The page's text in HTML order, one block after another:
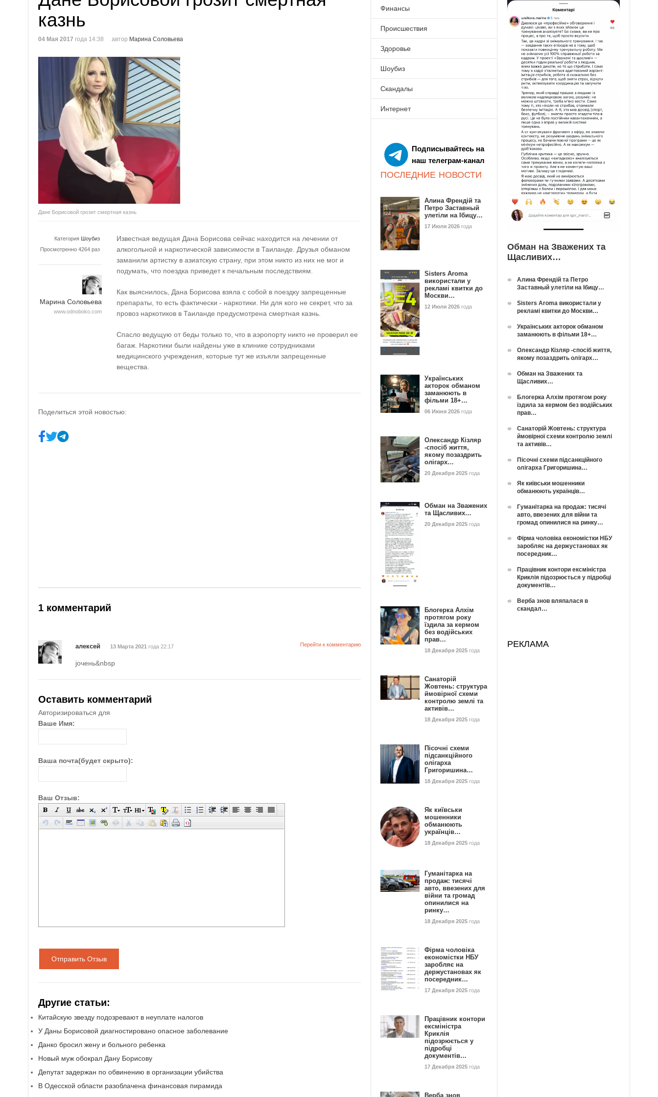
казнь
04 Мая 2017 года 14:38 автор Марина Соловьева
Дане Борисовой грозит смертная казнь
Категория Шоубиз
Просмотренно 4264 раз
Марина Соловьева
www.odnoboko.com
Известная ведущая Дана Борисова сейчас находится на лечении от
алкогольной и наркотической зависимости в Таиланде. Друзья обманом
заманили артистку в азиатскую страну, при этом никто из них не мог и
подумать, что поездка приведет к печальным последствиям.
Как выяснилось, Дана Борисова взяла с собой в поездку запрещенные
препараты, то есть фактически - наркотики. Ни для кого не секрет, что за
провоз наркотиков в Таиланде предусмотрена смертная казнь.
Спасло ведущую от беды только то, что в аэропорту никто не проверил ее
багаж. Наркотики были найдены уже в клинике сотрудниками
медицинского учреждения, которые тут же изъяли запрещенные
вещества.
Поделиться этой новостью:
1 комментарий
алексей 13 Марта 2021 года 22:17 Перейти к комментарию
jочень&nbsp
Оставить комментарий
Авторизироваться для
Ваше Имя:
Ваша почта(будет скрыто):
Ваш Отзыв:
Отправить Отзыв
Другие статьи:
Китайскую звезду подозревают в неуплате налогов
У Даны Борисовой диагностировано опасное заболевание
Данко бросил жену и больного ребенка
Новый муж обокрал Дану Борисову
Депутат задержан по обвинению в организации убийства
В Одесской области разоблачена финансовая пирамида
Финансы
Происшествия
Здоровье
Шоубиз
Скандалы
Интернет
Подписывайтесь на
наш телеграм-канал
ПОСЛЕДНИЕ НОВОСТИ
Алина Френдій та
Петро Заставный
улетіли на Ібицу…
17 Июля 2026 года
Sisters Aroma
використали у
рекламі квитки до
Москви…
12 Июля 2026 года
Українських
акторок обманом
заманюють в
фільми 18+…
06 Июня 2026 года
Олександр Кізляр
-спосіб життя,
якому позаздрить
олігарх…
20 Декабря 2025 года
Обман на Зважених
та Щасливих…
20 Декабря 2025 года
Блогерка Алхім
протягом року
їздила за кермом
без водійських
прав…
18 Декабря 2025 года
Санаторій
Жовтень: структура
ймовірної схеми
контролю землі та
активів…
18 Декабря 2025 года
Пісочні схеми
підсанкційного
олігарха
Григоришина…
18 Декабря 2025 года
Як київськи
мошенники
обманюють
українців…
18 Декабря 2025 года
Гуманітарка на
продаж: тисячі
авто, ввезених для
війни та громад
опинилися на
ринку…
18 Декабря 2025 года
Фірма чоловіка
економістки НБУ
заробляє на
держустановах як
посередник…
17 Декабря 2025 года
Працівник контори
ексміністра
Криклія
підозрюється у
підробці
документів…
17 Декабря 2025 года
Верба знов
Обман на Зважених та
Щасливих…
Алина Френдій та Петро
Заставный улетіли на Ібицу…
Sisters Aroma використали у
рекламі квитки до Москви…
Українських акторок обманом
заманюють в фільми 18+…
Олександр Кізляр -спосіб життя,
якому позаздрить олігарх…
Обман на Зважених та
Щасливих…
Блогерка Алхім протягом року
їздила за кермом без водійських
прав…
Санаторій Жовтень: структура
ймовірної схеми контролю землі
та активів…
Пісочні схеми підсанкційного
олігарха Григоришина…
Як київськи мошенники
обманюють українців…
Гуманітарка на продаж: тисячі
авто, ввезених для війни та
громад опинилися на ринку…
Фірма чоловіка економістки НБУ
заробляє на держустановах як
посередник…
Працівник контори ексміністра
Криклія підозрюється у підробці
документів…
Верба знов вляпалася в
скандал…
РЕКЛАМА